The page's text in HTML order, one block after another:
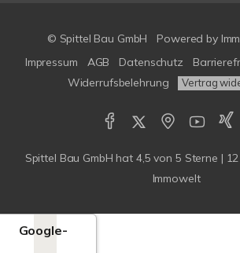
© Spittel Bau GmbH Powered by
Impressum
AGB Datenschutz
Widerrufsbelehrung
Vertrag
Spittel Bau GmbH hat 4,5 von 5 Sterne | 12
Immowelt
Google-